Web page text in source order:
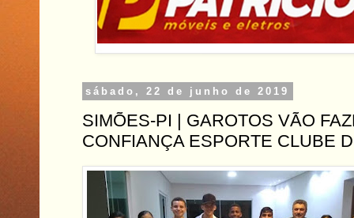
sábado, 22 de junho de 2019
SIMÕES-PI | GAROTOS VÃO
CONFIANÇA ESPORTE CLUBE